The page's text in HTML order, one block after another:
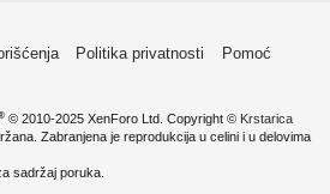
Politika privatnosti
Pomoć
© 2010-2025 XenForo Ltd. Copyright © Krstarica
Zabranjena je reprodukcija u celini i u delovima
sadržaj poruka.